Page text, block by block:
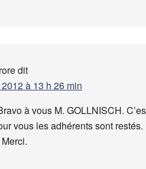
dit
à 13 h 26 min
à vous M. GOLLNISCH.
vous les adhérents sont